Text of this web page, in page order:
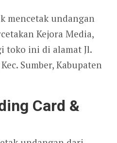
mencetak undangan
Kejora Media,
toko ini di alamat Jl.
Sumber, Kabupaten
Card &